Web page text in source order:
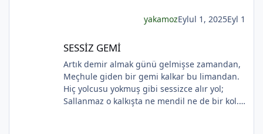
yakamozEylul 1, 2025Eyl 1
SESSİZ GEMİ
Artık demir almak günü gelmişse zamandan,
Meçhule giden bir gemi kalkar bu limandan.
Hiç yolcusu yokmuş gibi sessizce alır yol;
Sallanmaz o kalkışta ne mendil ne de bir kol.